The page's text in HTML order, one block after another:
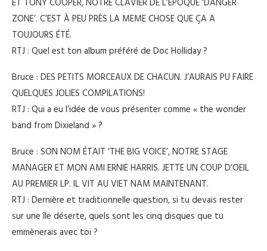
ET TONY COOPER, NOTRE CLAVIER DE L’ÉPOQUE ‘DANGER
ZONE’. C’EST À PEU PRÈS LA MEME CHOSE QUE ÇA A
TOUJOURS ÉTÉ.
RTJ : Quel est ton album préféré de Doc Holliday ?
Bruce : DES PETITS MORCEAUX DE CHACUN. J’AURAIS PU FAIRE
QUELQUES JOLIES COMPILATIONS!
RTJ : Qui a eu l’idée de vous présenter comme « the wonder
band from Dixieland » ?
Bruce : SON NOM ÉTAIT ‘THE BIG VOICE’, NOTRE STAGE
MANAGER ET MON AMI ERNIE HARRIS. JETTE UN COUP D’OEIL
AU PREMIER LP. IL VIT AU VIET NAM MAINTENANT.
RTJ : Dernière et traditionnelle question, si tu devais rester
sur une île déserte, quels sont les cinq disques que tu
emmènerais avec toi ?